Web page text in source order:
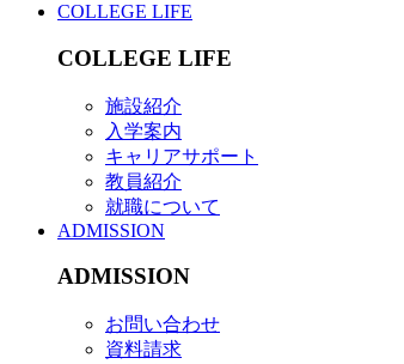
COLLEGE LIFE
COLLEGE LIFE
施設紹介
入学案内
キャリアサポート
教員紹介
就職について
ADMISSION
ADMISSION
お問い合わせ
資料請求